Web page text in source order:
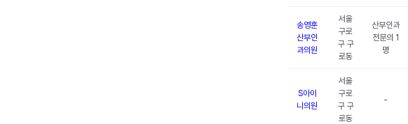
송영훈
산부인
과의원
서울
구로
구 구
로동
산부인과
전문의 1
명
S아이
니의원
서울
구로
구 구
로동
-